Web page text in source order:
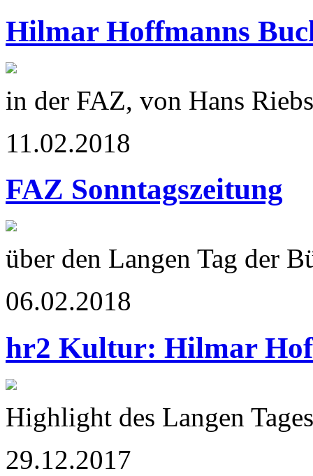
Hilmar Hoffmanns
in der FAZ, von Hans
11.02.2018
FAZ Sonntagszeitung
über den Langen Tag der
06.02.2018
hr2 Kultur: Hilmar
Highlight des Langen
29.12.2017